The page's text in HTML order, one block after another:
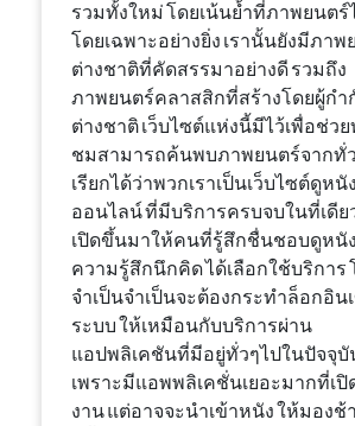
รวมทั้งใหม่ โดยเน้นย้ำที่ภาพยนตร์
โดยเฉพาะอย่างยิ่ง เรานั้นยังมีภาพ
ต่างชาติที่คัดสรรมาอย่างดี รวมถึง
ภาพยนตร์คลาสสิกที่สร้างโดยผู้กำ
ต่างชาติ เว็บไซต์แห่งนี้มีไว้เพื่อช่ว
ชมสามารถค้นพบภาพยนตร์จากทั่
เรียกได้ว่าพวกเราเป็นเว็บไซต์ดูหนัง
ออนไลน์ ที่มีบริการครบจบในที่เดีย
เปิดขึ้นมาให้คนที่รู้สึกชื่นชอบดูหนั
ความรู้สึกนึกคิด ได้เลือกใช้บริการ
จำเป็นจำเป็นจะต้องกระทำล็อกอิน
ระบบ ให้เหมือนกับบริการผ่าน
แอปพลิเคชันที่มีอยู่ทั่วๆไปในปัจจุบั
เพราะมีแอพพลิเคชั่นเยอะมากที่เปิ
งาน แต่อาจจะนำเข้าหนัง ให้มองช้